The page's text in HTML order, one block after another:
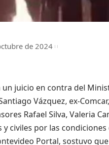
de 2024
un juicio en contra del
Vázquez, ex-
Rafael Silva, Valeria
civiles por las
Portal, sostuvo